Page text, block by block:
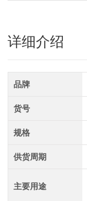
详细介绍
品牌
货号
规格
供货周期
主要用途